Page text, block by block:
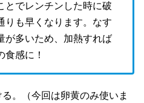
とでレンチンした時に破
りも早くなります。なす
が多いため、加熱すれば
食感に！
。（今回は卵黄のみ使いま